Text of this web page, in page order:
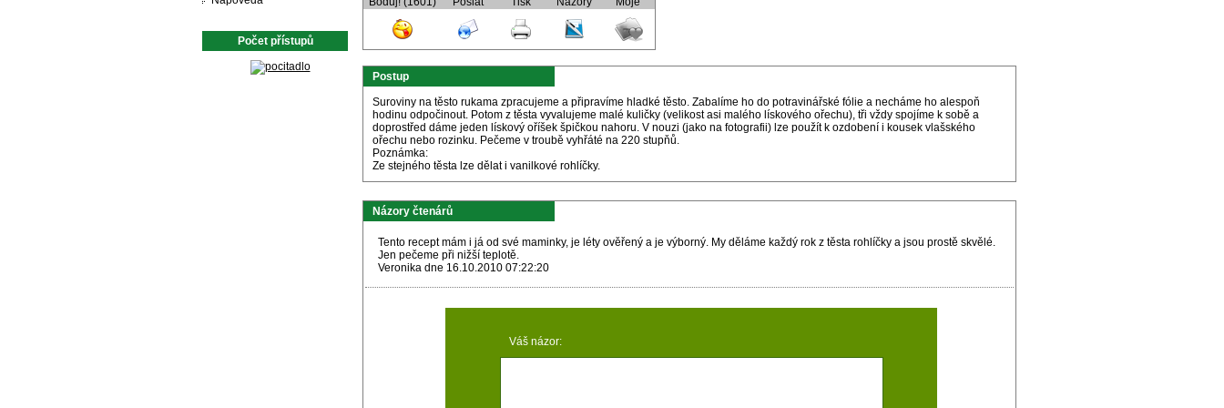
Počet přístupů
Postup
Suroviny na těsto rukama zpracujeme a připravíme hladké těsto. Zabalíme ho do potravinářské fólie a necháme ho alespoň
hodinu odpočinout. Potom z těsta vyvalujeme malé kuličky (velikost asi malého lískového ořechu), tři vždy spojíme k sobě a
doprostřed dáme jeden lískový oříšek špičkou nahoru. V nouzi (jako na fotografii) lze použít k ozdobení i kousek vlašského
ořechu nebo rozinku. Pečeme v troubě vyhřáté na 220 stupňů.
Poznámka:
Ze stejného těsta lze dělat i vanilkové rohlíčky.
Názory čtenárů
Tento recept mám i já od své maminky, je léty ověřený a je výborný. My děláme každý rok z těsta rohlíčky a jsou prostě skvělé.
Jen pečeme při nižší teplotě.
Veronika dne 16.10.2010 07:22:20
Váš názor: